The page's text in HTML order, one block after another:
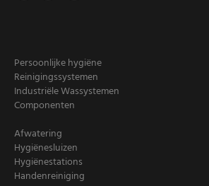
Persoonlijke hygiëne
Reinigingssystemen
Industriële Wassystemen
Componenten
Afwatering
Hygiënesluizen
Hygiënestations
Handenreiniging